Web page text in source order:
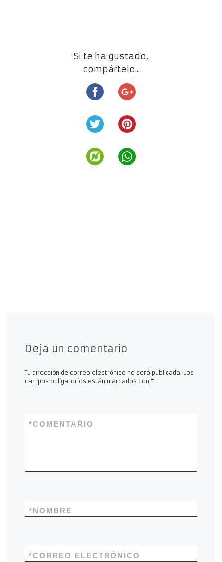
Si te ha gustado,
compártelo...
Deja un comentario
Tu dirección de correo electrónico no será publicada. Los
campos obligatorios están marcados con *
COMENTARIO
*
NOMBRE
*
CORREO ELECTRÓNICO
*